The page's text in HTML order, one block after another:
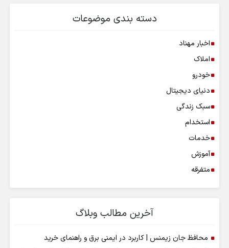
دسته بندی موضوعات
اخبار مهناد
املاک
خودرو
دنیای دیجیتال
سبک زندگی
استخدام
خدمات
آموزش
متفرقه
آخرین مطالب وبلاگ
محافظ جان زیمنس | کاربرد در ایمنی برق و راهنمای خرید